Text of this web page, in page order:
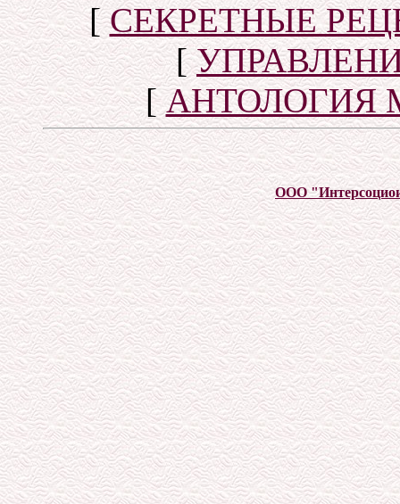
[СЕКРЕТНЫЕ
[
[АНТОЛОГИЯ
ООО